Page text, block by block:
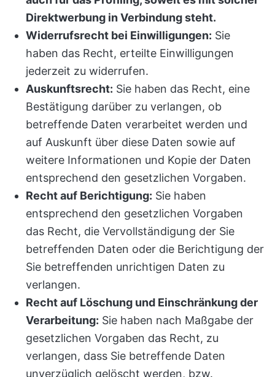
Direktwerbung in Verbindung steht.
Widerrufsrecht bei Einwilligungen: Sie
haben das Recht, erteilte Einwilligungen
jederzeit zu widerrufen.
Auskunftsrecht: Sie haben das Recht, eine
Bestätigung darüber zu verlangen, ob
betreffende Daten verarbeitet werden und
auf Auskunft über diese Daten sowie auf
weitere Informationen und Kopie der Daten
entsprechend den gesetzlichen Vorgaben.
Recht auf Berichtigung: Sie haben
entsprechend den gesetzlichen Vorgaben
das Recht, die Vervollständigung der Sie
betreffenden Daten oder die Berichtigung der
Sie betreffenden unrichtigen Daten zu
verlangen.
Recht auf Löschung und Einschränkung der
Verarbeitung: Sie haben nach Maßgabe der
gesetzlichen Vorgaben das Recht, zu
verlangen, dass Sie betreffende Daten
unverzüglich gelöscht werden, bzw.